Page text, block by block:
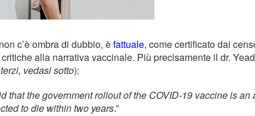
c’è ombra di dubbio, èfattuale, come certificato dai
alla narrativa vaccinale. Più precisamente il dr.
vedasi sotto):
that the government rollout of the COVID-19 vaccine is an
to die within two years.”